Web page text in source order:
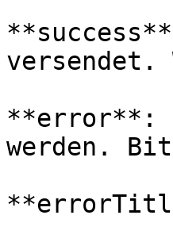
versendet.
**error**:
werden.